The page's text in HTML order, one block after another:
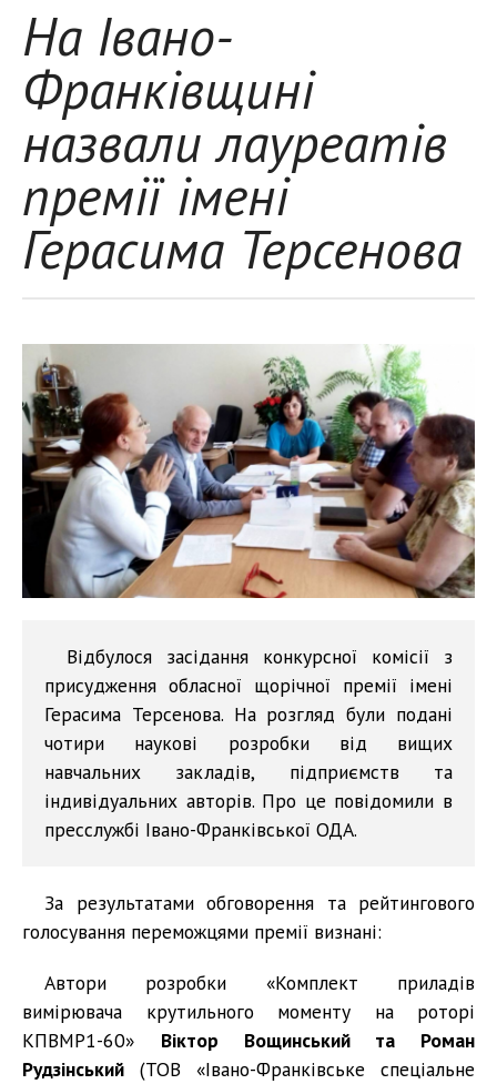
На Івано-
Франківщині
назвали лауреатів
премії імені
Герасима Терсенова
Відбулося засідання конкурсної комісії з
присудження обласної щорічної премії імені
Герасима Терсенова. На розгляд були подані
чотири наукові розробки від вищих
навчальних закладів, підприємств та
індивідуальних авторів. Про це повідомили в
пресслужбі Івано-Франківської ОДА.
За результатами обговорення та рейтингового
голосування переможцями премії визнані:
Автори розробки «Комплект приладів
вимірювача крутильного моменту на роторі
КПВМР1-60» Віктор Вощинський та Роман
Рудзінський (ТОВ «Івано-Франківське спеціальне